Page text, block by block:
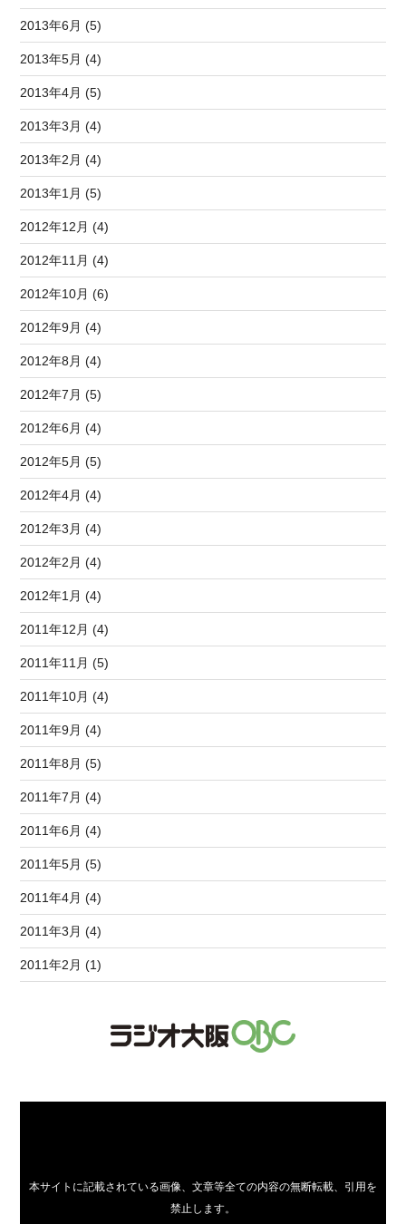
2013年6月 (5)
2013年5月 (4)
2013年4月 (5)
2013年3月 (4)
2013年2月 (4)
2013年1月 (5)
2012年12月 (4)
2012年11月 (4)
2012年10月 (6)
2012年9月 (4)
2012年8月 (4)
2012年7月 (5)
2012年6月 (4)
2012年5月 (5)
2012年4月 (4)
2012年3月 (4)
2012年2月 (4)
2012年1月 (4)
2011年12月 (4)
2011年11月 (5)
2011年10月 (4)
2011年9月 (4)
2011年8月 (5)
2011年7月 (4)
2011年6月 (4)
2011年5月 (5)
2011年4月 (4)
2011年3月 (4)
2011年2月 (1)
本サイトに記載されている画像、文章等全ての内容の無断転載、引用を
禁止します。